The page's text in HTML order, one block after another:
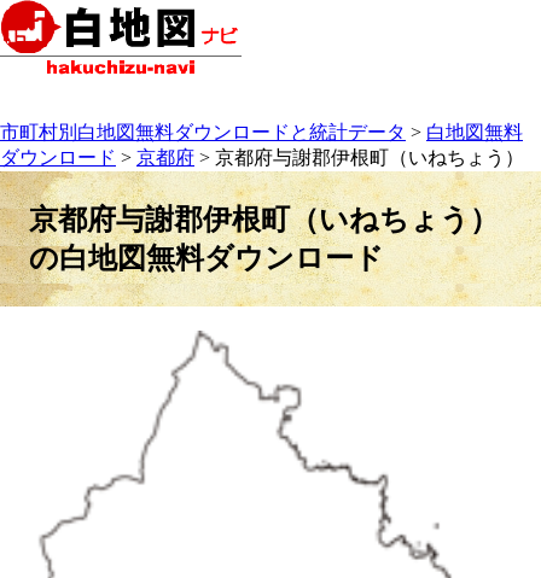
市町村別白地図無料ダウンロードと統計データ > 白地図無料
ダウンロード > 京都府 > 京都府与謝郡伊根町（いねちょう）
京都府与謝郡伊根町（いねちょう）
の白地図無料ダウンロード